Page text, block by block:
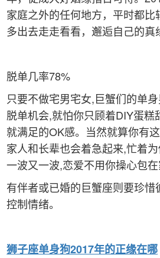
家庭之外的任何地方，平时都
多出去走走看看，邂逅自己的真
脱单几率78%
只要不做宅男宅女,巨蟹们的单
脱单机会,就怕你只顾着DIY蛋糕
就满足的OK感。当然就算你有
家人和长辈也会着急起来,忙着
一波又一波,恋爱不用你操心包
有伴者或已婚的巨蟹座则要珍
控制情绪。
狮子座单身狗2017年的正缘在哪